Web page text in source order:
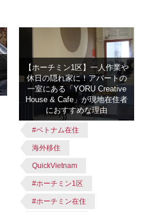
【ホーチミン1区】一人作業や
休日の隠れ家に！アパートの
一室にある「YORU Creative
House & Cafe」が現地在住者
におすすめな理由
#ベトナム在住
海外移住
QuickVietnam
#ホーチミン1区
#ホーチミン在住